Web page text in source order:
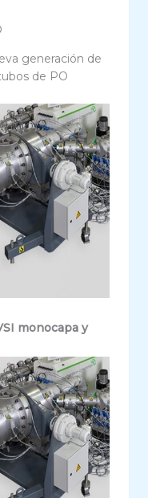
generación de
de PO
monocapa y